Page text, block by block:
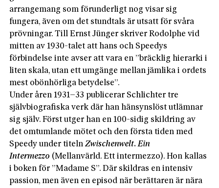
arrangemang som förunderligt nog visar sig
fungera, även om det stundtals är utsatt för svåra
prövningar. Till Ernst Jünger skriver Rodolphe vid
mitten av 1930-talet att hans och Speedys
förbindelse inte avser att vara en ”bräcklig hier­arki i
liten skala, utan ett umgänge mellan jämlika i ordets
mest obönhörliga betydelse”.
Under åren 1931–33 publicerar Schlichter tre
självbiografiska verk där han hänsynslöst utlämnar
sig själv. Först utger han en 100-sidig skildring av
det omtumlande mötet och den första tiden med
Speedy under titelnZwischenwelt. Ein
Intermezzo (Mellanvärld. Ett intermezzo). Hon kallas
i boken för ”Madame S”. Där skildras en intensiv
passion, men även en episod när berättaren är nära